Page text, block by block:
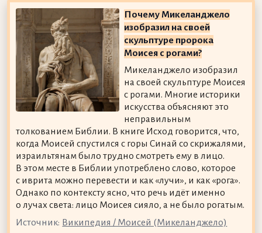
Почему Микеланджело
изобразил на своей
скульптуре пророка
Моисея с рогами?
Микеланджело изобразил
на своей скульптуре Моисея
с рогами. Многие историки
искусства объясняют это
неправильным
толкованием Библии. В книге Исход говорится, что,
когда Моисей спустился с горы Синай со скрижалями,
израильтянам было трудно смотреть ему в лицо.
В этом месте в Библии употреблено слово, которое
с иврита можно перевести и как «лучи», и как «рога».
Однако по контексту ясно, что речь идёт именно
о лучах света: лицо Моисея сияло, а не было рогатым.
Источник: Википедия / Моисей (Микеланджело)